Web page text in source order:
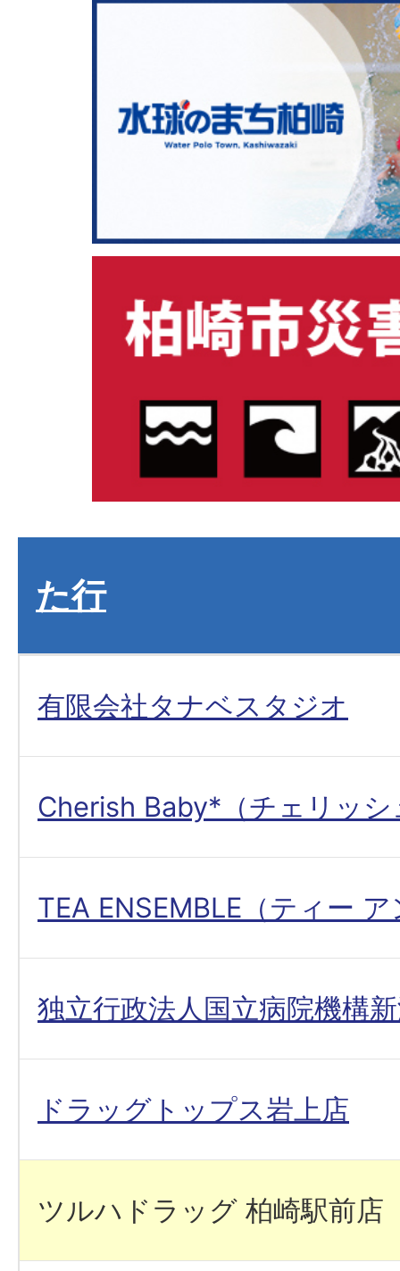
た行
有限会社タナベスタジオ
Cherish Baby*（チェリッ
TEA ENSEMBLE（ティー
独立行政法人国立病院機構
ドラッグトップス岩上店
ツルハドラッグ 柏崎駅前店